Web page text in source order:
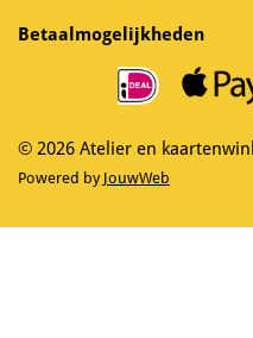
e
b
a
m
Betaalmogelijkheden
© 2026 Atelier en
Powered by JouwWeb